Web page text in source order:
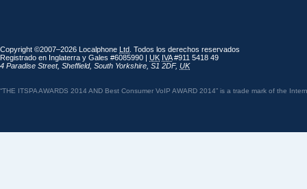
Copyright ©2007–2026 Localphone Ltd . Todos los derechos reservados
Registrado en Inglaterra y Gales #6085990 | UK IVA#911 5418 49
4 Paradise Street, Sheffield, South Yorkshire S1 2DF, UK
“THE ITSPA AWARDS 2014 AND Best Consumer VoIP AWARD 2014” is a trade mark of the